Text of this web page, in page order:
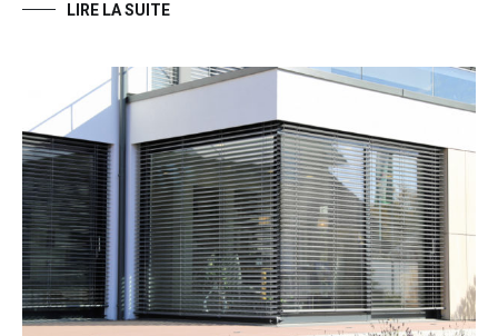
LIRE LA SUITE